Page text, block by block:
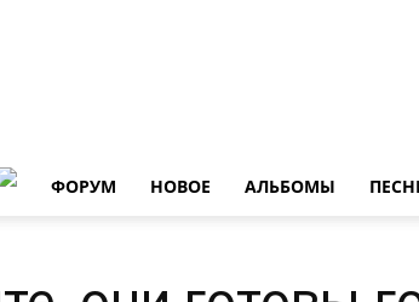
ФОРУМ НОВОE АЛЬБОМЫ